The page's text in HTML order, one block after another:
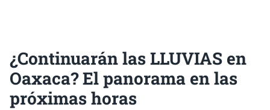
¿Continuarán las LLUVIAS en
Oaxaca? El panorama en las
próximas horas